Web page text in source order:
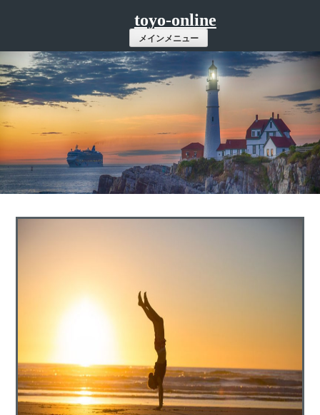
ツ
へ
ス
キ
ッ
プ
toyo-online
メインメニュー